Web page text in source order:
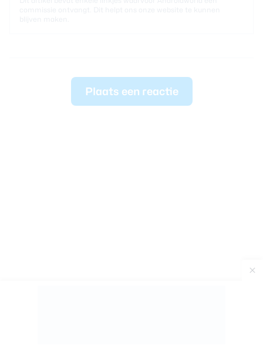
Plaats een reactie